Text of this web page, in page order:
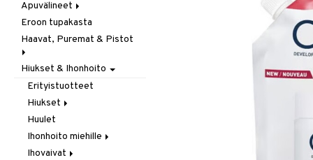
Nenäsuihkeet
Silmätipat
Apuvälineet
Hygienia
Kävely & Seisominen
Saa kiinni & Ylety
Eroon tupakasta
Haavat, Puremat & Pistot
Ensiapu
Haavat
Laastarit & Teipit
Puremat / Pistokset
Verenvuoto
Hiukset & Ihonhoito
Erityistuotteet
Hiukset
Hilse
Hiusten oheneminen
Karvojen poisto
Huulet
Ihonhoito miehille
Parranajo / Sheivaus
Ihovaivat